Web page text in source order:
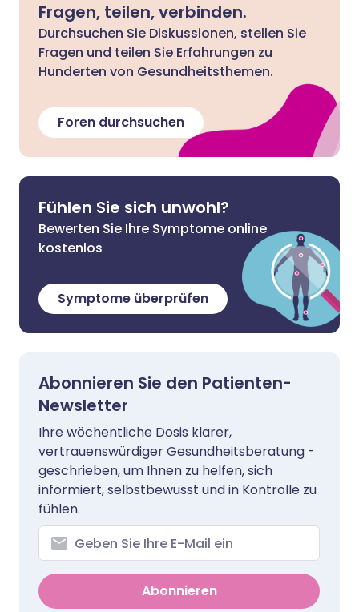
Fragen, teilen, verbinden.
Durchsuchen Sie Diskussionen, stellen Sie
Fragen und teilen Sie Erfahrungen zu
Hunderten von Gesundheitsthemen.
Foren durchsuchen
Fühlen Sie sich unwohl?
Bewerten Sie Ihre Symptome online
kostenlos
Symptome überprüfen
Abonnieren Sie den Patienten-
Newsletter
Ihre wöchentliche Dosis klarer,
vertrauenswürdiger Gesundheitsberatung -
geschrieben, um Ihnen zu helfen, sich
informiert, selbstbewusst und in Kontrolle zu
fühlen.
Abonnieren